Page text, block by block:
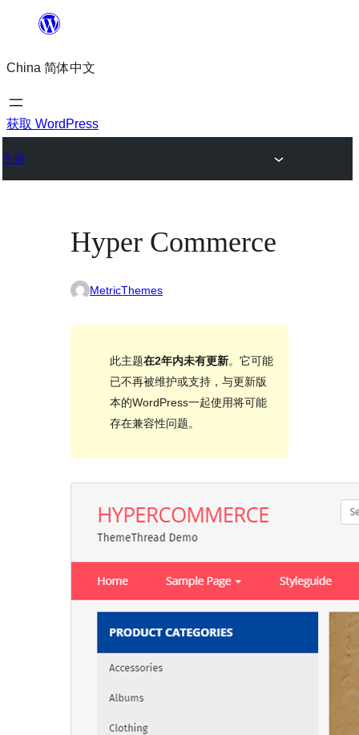
内
容
China 简体中文
获取 WordPress
主题
Hyper Commerce
MetricThemes
此主题在2年内未有更新。它可能
已不再被维护或支持，与更新版
本的WordPress一起使用将可能
存在兼容性问题。